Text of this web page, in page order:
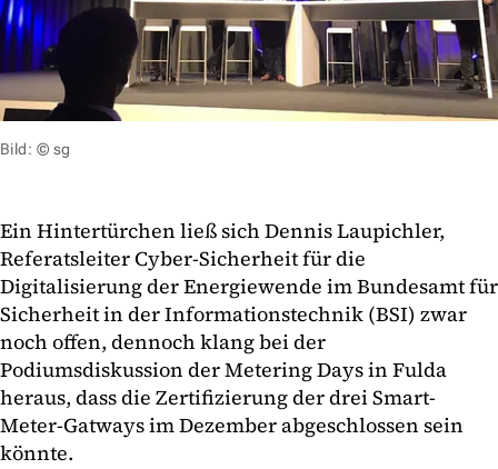
Bild: © sg
Ein Hintertürchen ließ sich Dennis Laupichler,
Referatsleiter Cyber-Sicherheit für die
Digitalisierung der Energiewende im Bundesamt für
Sicherheit in der Informationstechnik (BSI) zwar
noch offen, dennoch klang bei der
Podiumsdiskussion der Metering Days in Fulda
heraus, dass die Zertifizierung der drei Smart-
Meter-Gatways im Dezember abgeschlossen sein
könnte.